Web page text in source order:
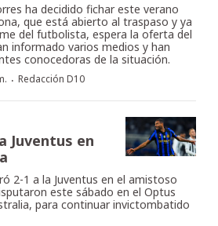
ha decidido fichar este verano
que está abierto al traspaso y ya
del futbolista, espera la oferta del
informado varios medios y han
conocedoras de la situación.
· Redacción D10
Juventus en
2-1 a la Juventus en el amistoso
este sábado en el Optus
para continuar invictombatido